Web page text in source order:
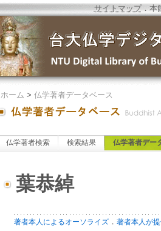
サイトマップ．本
ホーム > 仏学著者データベース
仏学著者検索 検索結果 仏学著者デー
葉恭綽
著者本人によるオーソライズ． 著者本人が